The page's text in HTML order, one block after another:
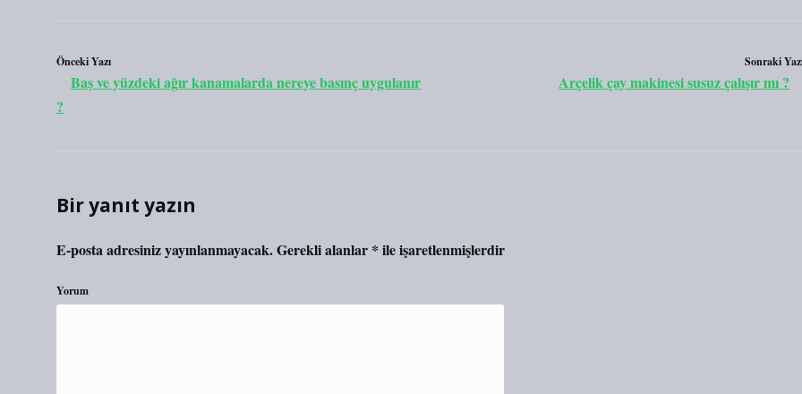
Önceki Yazı
Baş ve yüzdeki ağır kanamalarda nereye basınç uygulanır
?
Sonraki
Arçelik çay makinesi susuz çalışır mı ?
Bir yanıt yazın
E-posta adresiniz yayınlanmayacak.Gerekli alanlar * ile işaretlenmişlerdir
Yorum